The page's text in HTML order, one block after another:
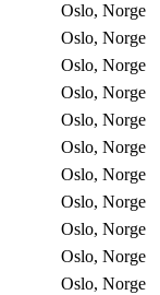
Oslo, Norge
Oslo, Norge
Oslo, Norge
Oslo, Norge
Oslo, Norge
Oslo, Norge
Oslo, Norge
Oslo, Norge
Oslo, Norge
Oslo, Norge
Oslo, Norge